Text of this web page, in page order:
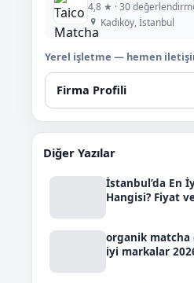
4,8 ★ · 30
Kadıköy, İstanbul
Yerel işletme — hemen
Firma Profili
Diğer Yazılar
İstanbul’da En
Hangisi? Fiyat
organik matcha
iyi markalar